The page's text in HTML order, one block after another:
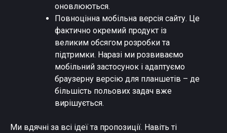
оновлюються.
Повноцінна мобільна версія сайту. Це
фактично окремий продукт із
великим обсягом розробки та
підтримки. Наразі ми розвиваємо
мобільний застосунок і адаптуємо
браузерну версію для планшетів – де
більшість польових задач вже
вирішується.
Ми вдячні за всі ідеї та пропозиції. Навіть ті